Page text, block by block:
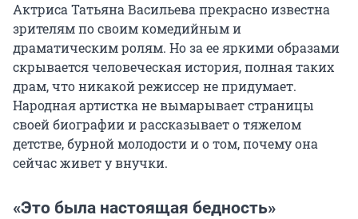
Актриса Татьяна Васильева прекрасно известна
зрителям по своим комедийным и
драматическим ролям. Но за ее яркими образами
скрывается человеческая история, полная таких
драм, что никакой режиссер не придумает.
Народная артистка не вымарывает страницы
своей биографии и рассказывает о тяжелом
детстве, бурной молодости и о том, почему она
сейчас живет у внучки.
«Это была настоящая бедность»